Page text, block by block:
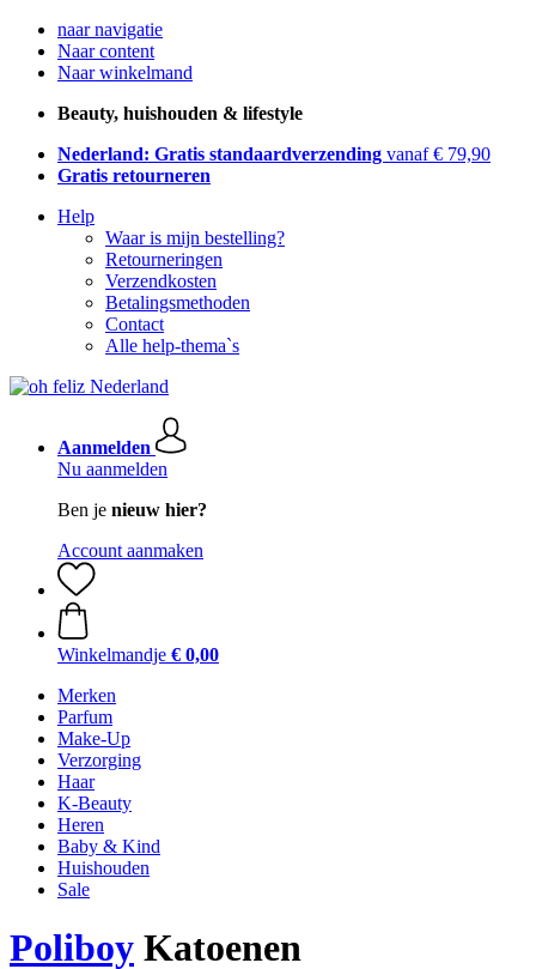
naar navigatie
Naar content
Naar winkelmand
Beauty, huishouden & lifestyle
Nederland: Gratis standaardverzending vanaf € 79,90
Gratis retourneren
Help
Waar is mijn bestelling?
Retourneringen
Verzendkosten
Betalingsmethoden
Contact
Alle help-thema`s
Aanmelden
Nu aanmelden
Ben je nieuw hier?
Account aanmaken
Winkelmandje € 0,00
Merken
Parfum
Make-Up
Verzorging
Haar
K-Beauty
Heren
Baby & Kind
Huishouden
Sale
Poliboy Katoenen